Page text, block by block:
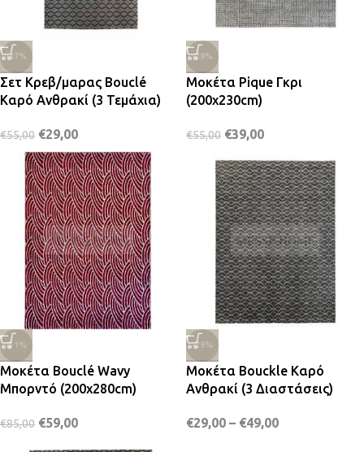
-47%
Σετ Κρεβ/μαρας Bouclé
Καρό Ανθρακί (3 Τεμάχια)
€55,00 €29,00
-29%
Μοκέτα Pique Γκρι
(200x230cm)
€55,00 €39,00
-31%
Μοκέτα Bouclé Wavy
Μπορντό (200x280cm)
€85,00 €59,00
-29%
Μοκέτα Bouckle Καρό
Ανθρακί (3 Διαστάσεις)
€29,00 – €49,00